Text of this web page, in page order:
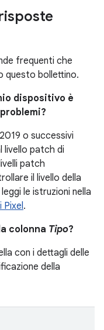
frequenti che
questo bollettino.
dispositivo è
o successivi
livello patch di
patch
il livello della
le istruzioni nella
Pixel.
colonna Tipo?
con i dettagli delle
della